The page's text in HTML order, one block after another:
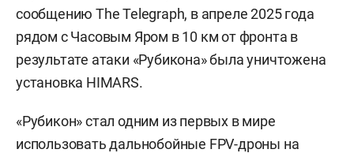
сообщению The Telegraph, в апреле 2025 года
рядом с Часовым Яром в 10 км от фронта в
результате атаки «Рубикона» была уничтожена
установка HIMARS.
«Рубикон» стал одним из первых в мире
использовать дальнобойные FPV-дроны на